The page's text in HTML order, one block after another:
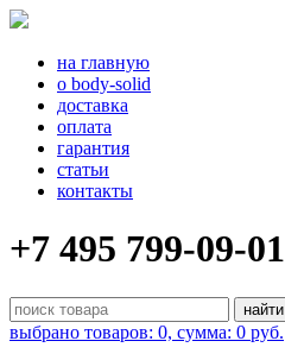
на главную
о body-solid
доставка
оплата
гарантия
статьи
контакты
+7 495 799-09-01
выбрано товаров: 0, сумма: 0 руб.